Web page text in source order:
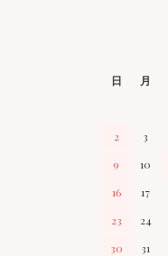
日 月
2
3
9
10
16
17
23
24
30
31